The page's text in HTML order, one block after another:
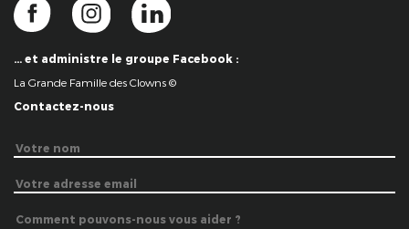
… et administre le groupe Facebook :
La Grande Famille des Clowns ©
Contactez-nous